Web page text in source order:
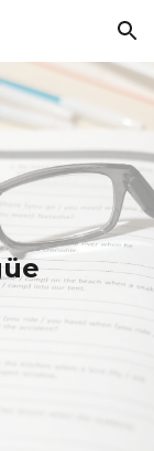
Skip to navigation